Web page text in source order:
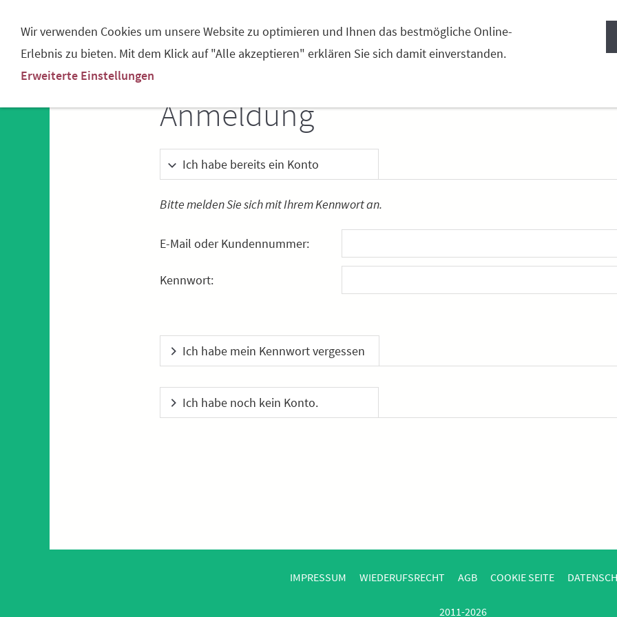
Anmeldung
Ich habe bereits ein Konto
Bitte melden Sie sich mit Ihrem Kennwort an.
E-Mail oder Kundennummer:
Kennwort:
Ich habe mein Kennwort vergessen
Ich habe noch kein Konto.
IMPRESSUM WIEDERUFSRECHT AGB COOKIE SEITE
2011-2026
Wir verwenden Cookies um unsere Website zu optimieren und Ihnen das bestmögliche Online-
Erlebnis zu bieten. Mit dem Klick auf "Alle akzeptieren" erklären Sie sich damit einverstanden.
Erweiterte Einstellungen